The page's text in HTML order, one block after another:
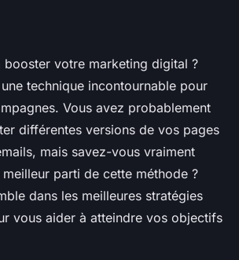
stratégies d'a/b
optimiser votre
digital
•7 min de lecture
booster votre marketing digital ?
technique incontournable pour
Vous avez probablement
différentes versions de vos pages
mais savez-vous vraiment
parti de cette méthode ?
dans les meilleures stratégies
vous aider à atteindre vos objectifs